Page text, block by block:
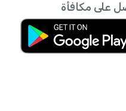
على مكافأة